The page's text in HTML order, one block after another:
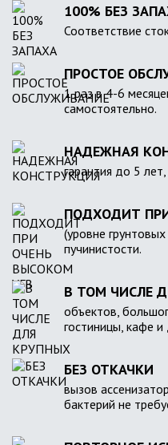
100% БЕЗ
Соответствие
ПРОСТОЕ
1 раз в 4-6
самостоятельно.
НАДЕЖНАЯ
гарантия до 5
ПОДХОДИТ
(уровне
пучинистости.
В ТОМ ЧИСЛЕ
объектов,
гостиницы, кафе
БЕЗ ОТКАЧКИ
вызов
бактерий не